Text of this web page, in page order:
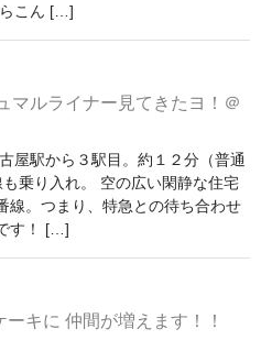
冬）
こん […]
マルライナー見てきたヨ！＠
屋駅から３駅目。約１２分（普通
乗り入れ。 空の広い閑静な住宅
線。つまり、特急との待ち合わせ
す！ […]
ーキに 仲間が増えます！！